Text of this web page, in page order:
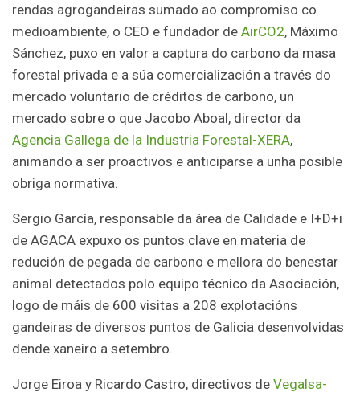
rendas agrogandeiras sumado ao compromiso co
medioambiente, o CEO e fundador de AirCO2, Máximo
Sánchez, puxo en valor a captura do carbono da masa
forestal privada e a súa comercialización a través do
mercado voluntario de créditos de carbono, un
mercado sobre o que Jacobo Aboal, director da
Agencia Gallega de la Industria Forestal-XERA,
animando a ser proactivos e anticiparse a unha posible
obriga normativa.
Sergio García, responsable da área de Calidade e I+D+i
de AGACA expuxo os puntos clave en materia de
redución de pegada de carbono e mellora do benestar
animal detectados polo equipo técnico da Asociación,
logo de máis de 600 visitas a 208 explotacións
gandeiras de diversos puntos de Galicia desenvolvidas
dende xaneiro a setembro.
Jorge Eiroa y Ricardo Castro, directivos de Vegalsa-